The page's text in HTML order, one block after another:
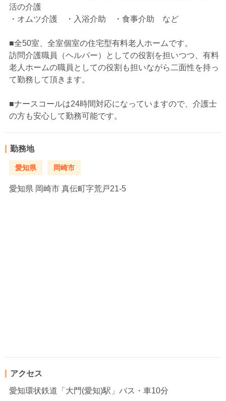
活の介護
・オムツ介護 ・入浴介助 ・食事介助 など
■全50室、全室個室の住宅型有料老人ホームです。
訪問介護職員（ヘルパー）としての役割を担いつつ、有料
老人ホームの職員としての役割も担いながら二面性を持っ
て勤務して頂きます。
■ナースコールは24時間対応になっていますので、介護士
の方も安心して勤務可能です。
勤務地
愛知県 岡崎市
愛知県 岡崎市 真伝町字荒戸21-5
アクセス
愛知環状鉄道「大門(愛知)駅」バス・車10分